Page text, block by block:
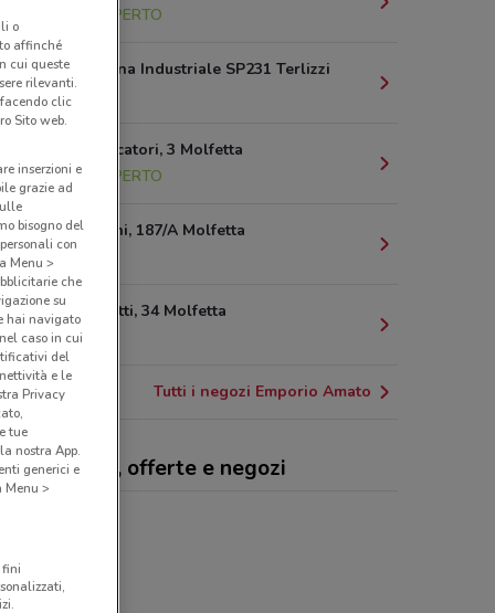
APERTO
svincolo Zona Industriale SP231 Terlizzi
13.3 km
Via Dei Pescatori, 3 Molfetta
13.9 km
APERTO
Via Baccarini, 187/A Molfetta
16.6 km
Via Paniscotti, 34 Molfetta
16.6 km
Tutti i negozi Emporio Amato
Amato, offerte e negozi
o
affinché
cui queste
rilevanti.
clic
Sito web.
inserzioni e
grazie ad
bisogno del
con
Menu >
che
su
hai navigato
caso in cui
del
e le
Privacy
tue
nostra App.
generici e
Menu >
fini